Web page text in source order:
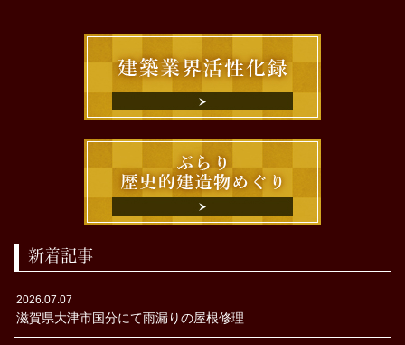
新着記事
2026.07.07
滋賀県大津市国分にて雨漏りの屋根修理